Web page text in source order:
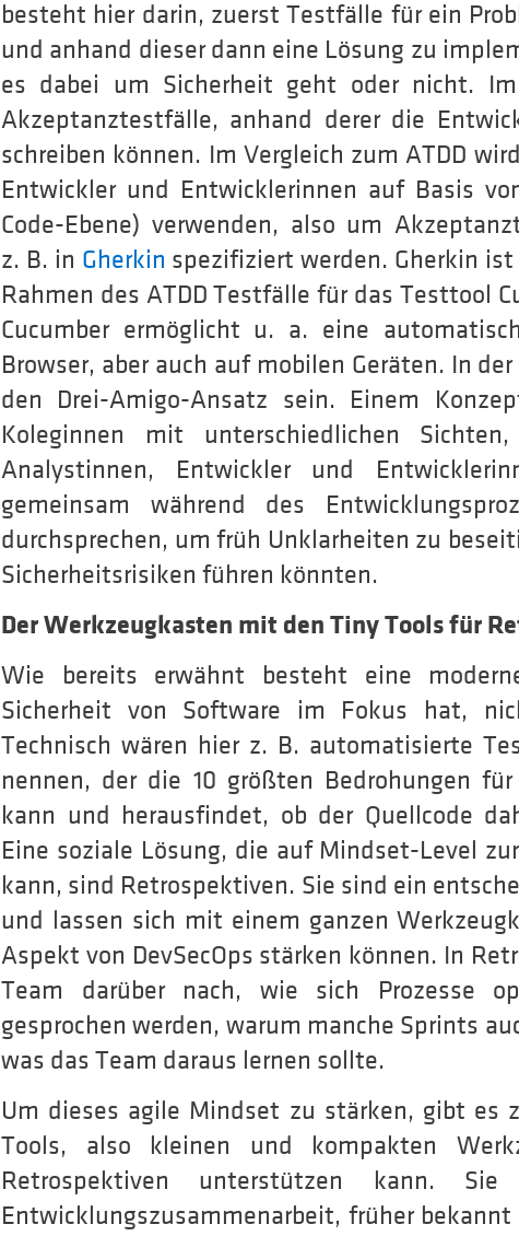
besteht hier darin, zuerst Testfälle für ein
und anhand dieser dann eine Lösung zu
es dabei um Sicherheit geht oder nicht. Im
Akzeptanztestfälle, anhand derer die
schreiben können. Im Vergleich zum ATDD
Entwickler und Entwicklerinnen auf Basis
Code-Ebene) verwenden, also um
z. B. in Gherkin spezifiziert werden. Gherkin
Rahmen des ATDD Testfälle für das Testtool
Cucumber ermöglicht u. a. eine
Browser, aber auch auf mobilen Geräten. In
den Drei-Amigo-Ansatz sein. Einem
Koleginnen mit unterschiedlichen
Analystinnen, Entwickler und
gemeinsam während des
durchsprechen, um früh Unklarheiten zu
Sicherheitsrisiken führen könnten.
Der Werkzeugkasten mit den Tiny Tools für
Wie bereits erwähnt besteht eine
Sicherheit von Software im Fokus hat,
Technisch wären hier z. B. automatisierte
nennen, der die 10 größten Bedrohungen
kann und herausfindet, ob der Quellcode
Eine soziale Lösung, die auf Mindset-Level
kann, sind Retrospektiven. Sie sind ein
und lassen sich mit einem ganzen
Aspekt von DevSecOps stärken können. In
Team darüber nach, wie sich Prozesse
gesprochen werden, warum manche Sprints
was das Team daraus lernen sollte.
Um dieses agile Mindset zu stärken, gibt es
Tools, also kleinen und kompakten
Retrospektiven unterstützen kann.
Entwicklungszusammenarbeit, früher